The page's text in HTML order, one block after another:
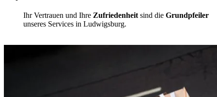
Ihr Vertrauen und Ihre Zufriedenheit sind die Grundpfeiler
unseres Services in Ludwigsburg.